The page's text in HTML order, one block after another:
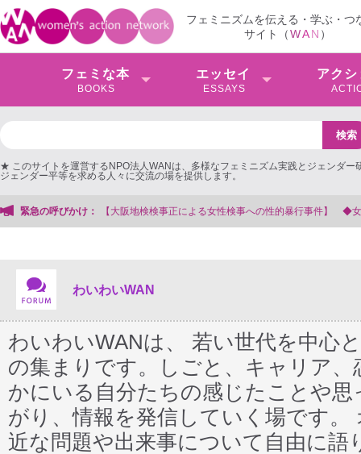
フェミニズムを伝える・学ぶ・つ
サイト（WAN ）
フェミな本
BOOKS
エッセイ
ESSAYS
アクシ
★ このサイトを運営するNPO法人WANは、多様なフェミニズム実践とジェンダー
ジェンダー平等を求める人々に交流の場を提供します。
緊急の呼びかけ：
正による女性検事への性的暴行事件】 ◆女性検事を支援する会事務局
わいわいWAN
わいわいWANは、 若い世代を中心
の集まりです。しごと、キャリア
かにいる自分たちの感じたことや
がり、情報を発信していく場です
近な問題や出来事について自由に